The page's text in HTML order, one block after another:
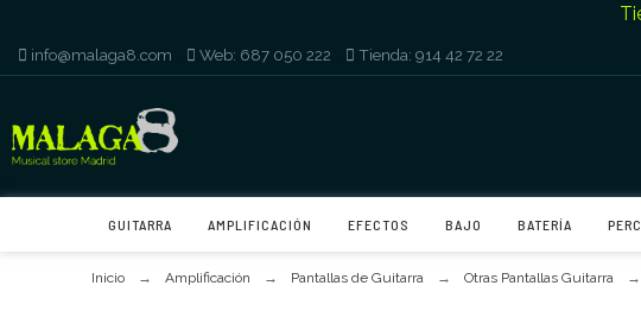
info@malaga8.com Web: 687 050 222 Tienda: 914 42 72 22
GUITARRA AMPLIFICACIÓN EFECTOS BAJO BATERÍA
Inicio Amplificación Pantallas de Guitarra Otras Pantallas Guitarra